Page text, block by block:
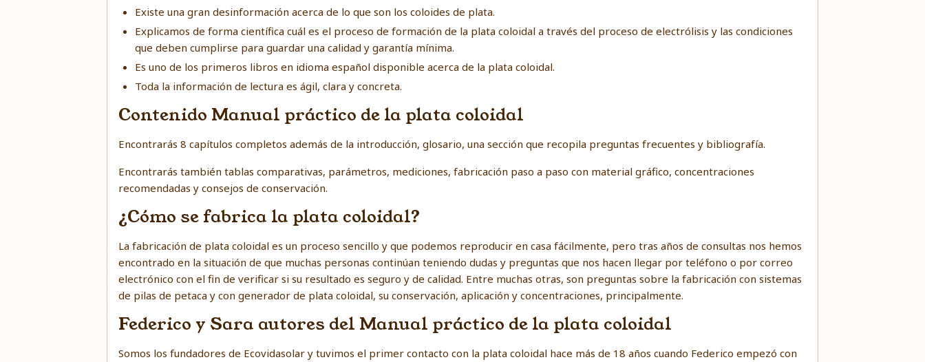
Existe una gran desinformación acerca de lo que son los coloides de plata.
Explicamos de forma científica cuál es el proceso de formación de la plata coloidal a través del proceso de electrólisis y las condiciones
que deben cumplirse para guardar una calidad y garantía mínima.
Es uno de los primeros libros en idioma español disponible acerca de la plata coloidal.
Toda la información de lectura es ágil, clara y concreta.
Contenido Manual práctico de la plata coloidal
Encontrarás 8 capítulos completos además de la introducción, glosario, una sección que recopila preguntas frecuentes y bibliografía.
Encontrarás también tablas comparativas, parámetros, mediciones, fabricación paso a paso con material gráfico, concentraciones
recomendadas y consejos de conservación.
¿Cómo se fabrica la plata coloidal?
La fabricación de plata coloidal es un proceso sencillo y que podemos reproducir en casa fácilmente, pero tras años de consultas nos hemos
encontrado en la situación de que muchas personas continúan teniendo dudas y preguntas que nos hacen llegar por teléfono o por correo
electrónico con el fin de verificar si su resultado es seguro y de calidad. Entre muchas otras, son preguntas sobre la fabricación con sistemas
de pilas de petaca y con generador de plata coloidal, su conservación, aplicación y concentraciones, principalmente.
Federico y Sara autores del Manual práctico de la plata coloidal
Somos los fundadores de Ecovidasolar y tuvimos el primer contacto con la plata coloidal hace más de 18 años cuando Federico empezó con